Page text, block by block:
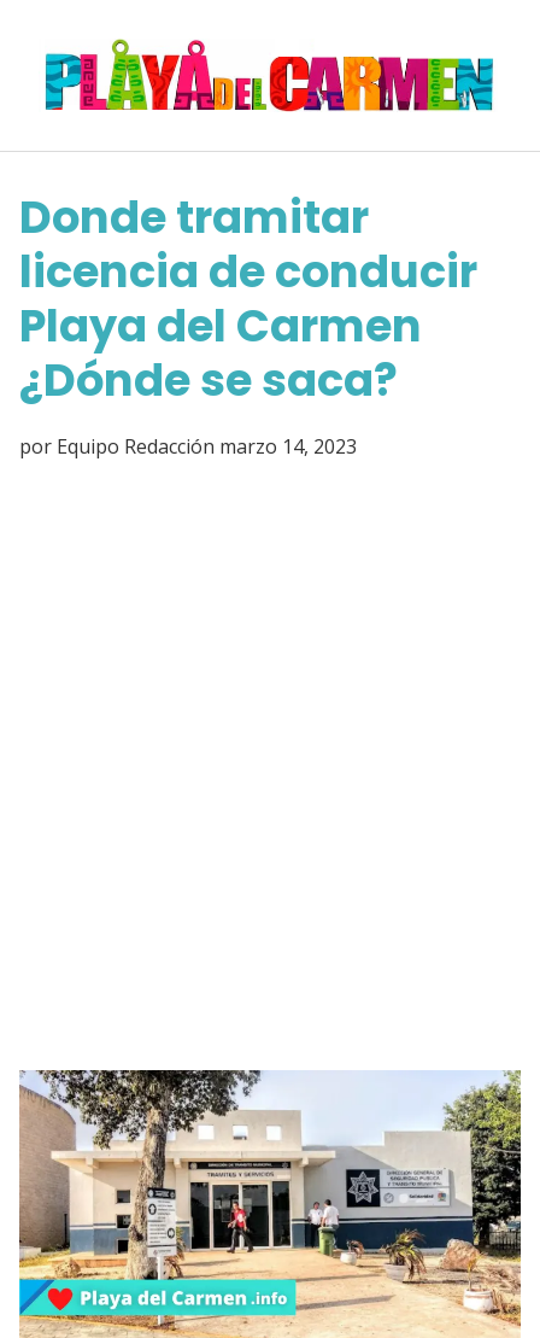
contenido
Donde tramitar
licencia de conducir
Playa del Carmen
¿Dónde se saca?
por Equipo Redacción marzo 14, 2023